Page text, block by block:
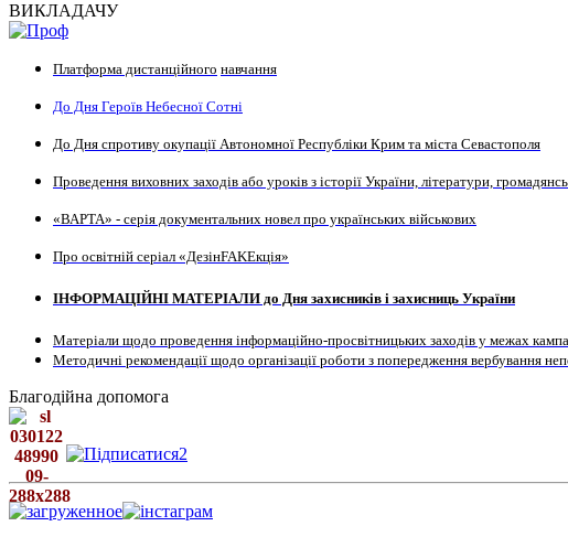
ВИКЛАДАЧУ
Платформа дистанційного навчання
До Дня Героїв Небесної Сотні
До Дня спротиву окупації Автономної Республіки Крим та міста Севастополя
Проведення виховних заходів або уроків з історії України, літератури,
«ВАРТА» - серія документальних новел про українських військових
Про освітній серіал «ДезінFAKEкція»
ІНФОРМАЦІЙНІ МАТЕРІАЛИ до Дня захисників і захисниць України
Матеріали щодо проведення інформаційно-просвітницьких заходів у межах
Методичні рекомендації щодо організації роботи з попередження вербування
Благодійна допомога